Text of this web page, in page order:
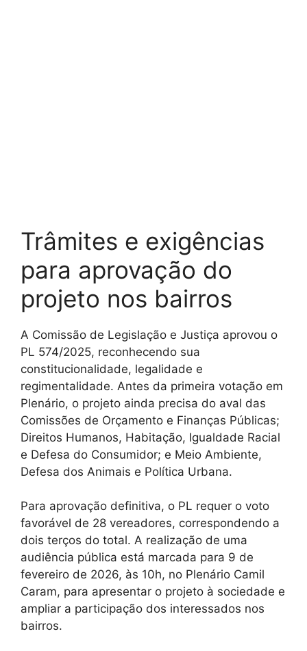
Trâmites e exigências
para aprovação do
projeto nos bairros
A Comissão de Legislação e Justiça aprovou o
PL 574/2025, reconhecendo sua
constitucionalidade, legalidade e
regimentalidade. Antes da primeira votação em
Plenário, o projeto ainda precisa do aval das
Comissões de Orçamento e Finanças Públicas;
Direitos Humanos, Habitação, Igualdade Racial
e Defesa do Consumidor; e Meio Ambiente,
Defesa dos Animais e Política Urbana.
Para aprovação definitiva, o PL requer o voto
favorável de 28 vereadores, correspondendo a
dois terços do total. A realização de uma
audiência pública está marcada para 9 de
fevereiro de 2026, às 10h, no Plenário Camil
Caram, para apresentar o projeto à sociedade e
ampliar a participação dos interessados nos
bairros.